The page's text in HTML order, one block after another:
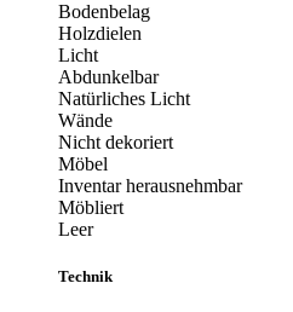
Bodenbelag
Holzdielen
Licht
Abdunkelbar
Natürliches Licht
Wände
Nicht dekoriert
Möbel
Inventar herausnehmbar
Möbliert
Leer
Technik